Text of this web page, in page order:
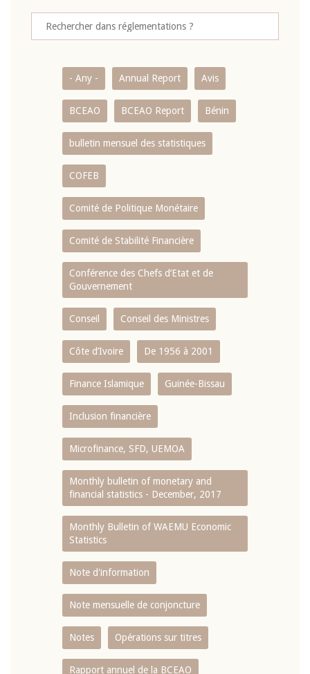
- Any - Annual Report Avis
BCEAO BCEAO Report Bénin
bulletin mensuel des statistiques
COFEB
Comité de Politique Monétaire
Comité de Stabilité Financière
Conférence des Chefs d’Etat et de
Gouvernement
Conseil Conseil des Ministres
Côte d’Ivoire De 1956 à 2001
Finance Islamique Guinée-Bissau
Inclusion financière
Microfinance, SFD, UEMOA
Monthly bulletin of monetary and
financial statistics - December, 2017
Monthly Bulletin of WAEMU Economic
Statistics
Note d'information
Note mensuelle de conjoncture
Notes Opérations sur titres
Rapport annuel de la BCEAO